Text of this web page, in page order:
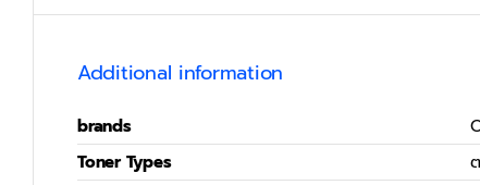
Additional information
brands
Toner Types